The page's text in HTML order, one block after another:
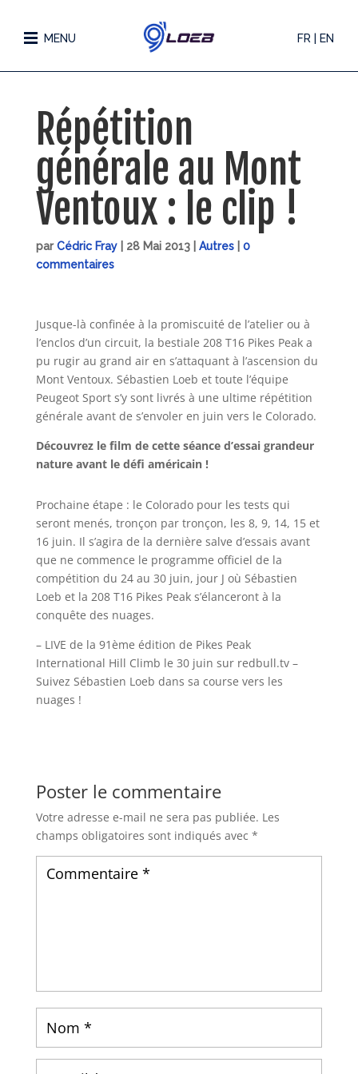
MENU FR | EN
Répétition
générale au Mont
Ventoux : le clip !
parCédric Fray| 28 Mai 2013| Autres| 0
commentaires
Jusque-là confinée à la promiscuité de l’atelier ou à
l’enclos d’un circuit, la bestiale 208 T16 Pikes Peak a
pu rugir au grand air en s’attaquant à l’ascension du
Mont Ventoux. Sébastien Loeb et toute l’équipe
Peugeot Sport s’y sont livrés à une ultime répétition
générale avant de s’envoler en juin vers le Colorado.
Découvrez le film de cette séance d’essai grandeur
nature avant le défi américain !
Prochaine étape : le Colorado pour les tests qui
seront menés, tronçon par tronçon, les 8, 9, 14, 15 et
16 juin. Il s’agira de la dernière salve d’essais avant
que ne commence le programme officiel de la
compétition du 24 au 30 juin, jour J où Sébastien
Loeb et la 208 T16 Pikes Peak s’élanceront à la
conquête des nuages.
– LIVE de la 91ème édition de Pikes Peak
International Hill Climb le 30 juin sur redbull.tv –
Suivez Sébastien Loeb dans sa course vers les
nuages !
Poster le commentaire
Votre adresse e-mail ne sera pas publiée. Les
champs obligatoires sont indiqués avec *